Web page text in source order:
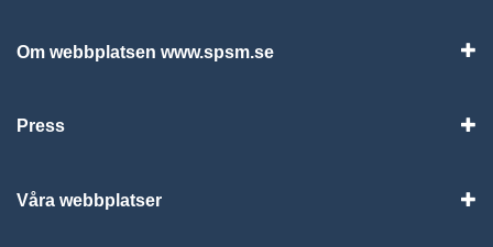
Om webbplatsen www.spsm.se
Press
Våra webbplatser